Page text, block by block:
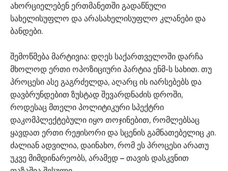
ახორციელებენ ერთმანეთში გადაწნული
სახელისუფლო და არასახელისუფლო კლანები და
ბანდები.
შემოწმება მარტივია: დღეს საქართველოში დარჩა
მხოლოდ ერთი ოპოზიციური პარტია ენმ-ს სახით. თუ
პროცესი ასე გაგრძელდა, აღარც ის იარსებებს და
დავბრუნდებით ზუსტად შევარდნაძის დროში,
როდესაც მთელი პოლიტიკური სპექტრი
დაკომპლექტებული იყო თოჯინებით, რომლებსაც
ყავდათ ერთი რეჟისორი და სცენის გამნათებელიც კი.
ძალიან ადვილია, დაინახო, რომ ეს პროცესი არათუ
უკვე მიმდინარეობს, არამედ – თავის დასკვნით